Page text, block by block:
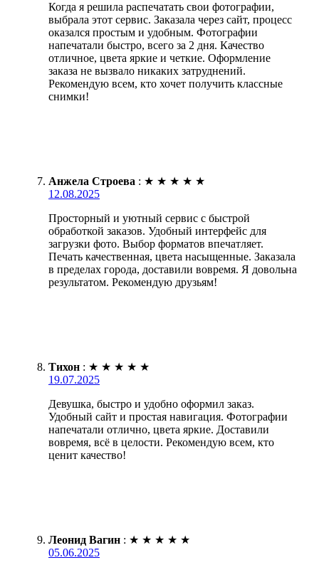
Когда я решила распечатать свои фотографии,
выбрала этот сервис. Заказала через сайт, процесс
оказался простым и удобным. Фотографии
напечатали быстро, всего за 2 дня. Качество
отличное, цвета яркие и четкие. Оформление
заказа не вызвало никаких затруднений.
Рекомендую всем, кто хочет получить классные
снимки!
Анжела Строева : ★ ★ ★ ★ ★
12.08.2025
Просторный и уютный сервис с быстрой
обработкой заказов. Удобный интерфейс для
загрузки фото. Выбор форматов впечатляет.
Печать качественная, цвета насыщенные. Заказала
в пределах города, доставили вовремя. Я довольна
результатом. Рекомендую друзьям!
Тихон : ★ ★ ★ ★ ★
19.07.2025
Девушка, быстро и удобно оформил заказ.
Удобный сайт и простая навигация. Фотографии
напечатали отлично, цвета яркие. Доставили
вовремя, всё в целости. Рекомендую всем, кто
ценит качество!
Леонид Вагин : ★ ★ ★ ★ ★
05.06.2025